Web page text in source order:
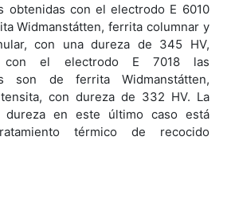
obtenidas con el electrodo E 6010
Widmanstátten, ferrita columnar y
con una dureza de 345 HV,
con el electrodo E 7018 las
son de ferrita Widmanstátten,
con dureza de 332 HV. La
dureza en este último caso está
térmico de recocido